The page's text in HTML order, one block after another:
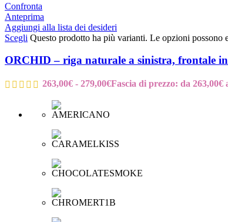
Confronta
Anteprima
Aggiungi alla lista dei desideri
Scegli Questo prodotto ha più varianti. Le opzioni possono
ORCHID – riga naturale a sinistra, frontale
263,00€ - 279,00€Fascia di prezzo: da 263,00€